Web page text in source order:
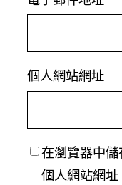
個人網站網址
在瀏覽器中
個人網站網址